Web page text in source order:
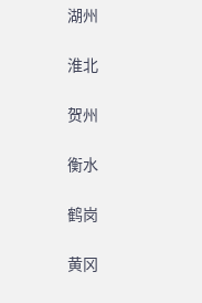
湖州
淮北
贺州
衡水
鹤岗
黄冈